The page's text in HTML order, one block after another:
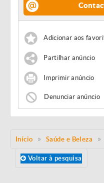
Adicionar aos
Partilhar anúncio
Imprimir anúncio
Denunciar anúncio
Início Saúde e Beleza
Voltar à pesquisa